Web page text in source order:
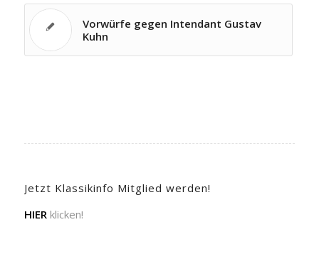
Vorwürfe gegen Intendant Gustav
Kuhn
Jetzt Klassikinfo Mitglied werden!
HIER klicken!